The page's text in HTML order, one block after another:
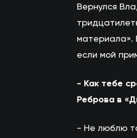
Вернулся
материала».
если мой
- Как тебе
Реброва в
- Не люблю